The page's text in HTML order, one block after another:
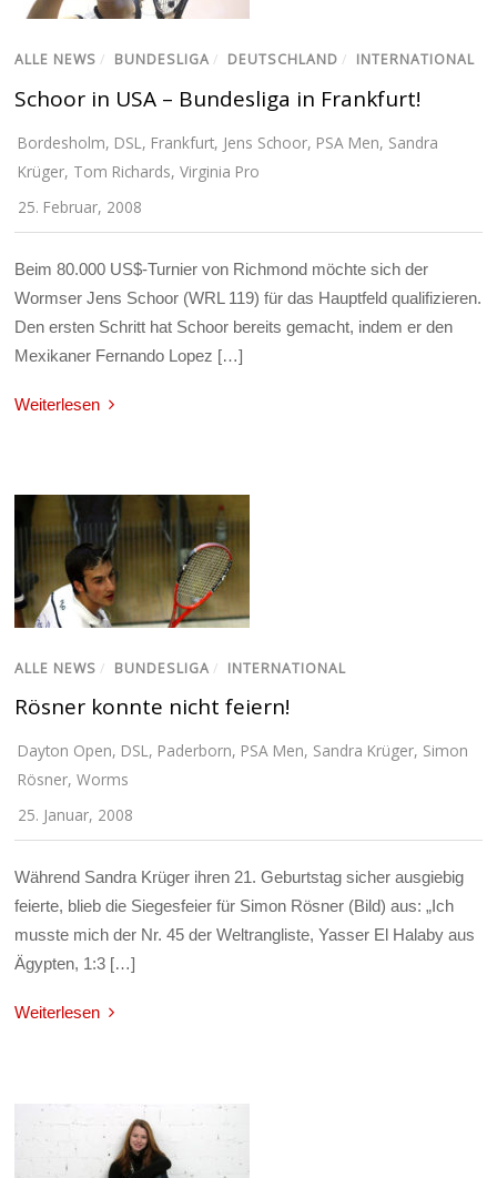
ALLE NEWS / BUNDESLIGA / DEUTSCHLAND / INTERNATIONAL
Schoor in USA – Bundesliga in Frankfurt!
Bordesholm, DSL , Frankfurt, Jens Schoor, PSA Men, Sandra
Krüger, Tom Richards,Virginia Pro
25. Februar, 2008
Beim 80.000 US$-Turnier von Richmond möchte sich der
Wormser Jens Schoor (WRL 119) für das Hauptfeld qualifizieren.
Den ersten Schritt hat Schoor bereits gemacht, indem er den
Mexikaner Fernando Lopez […]
Weiterlesen
ALLE NEWS / BUNDESLIGA / INTERNATIONAL
Rösner konnte nicht feiern!
Dayton Open, DSL, Paderborn, PSA Men, Sandra Krüger, Simon
Rösner,Worms
25. Januar, 2008
Während Sandra Krüger ihren 21. Geburtstag sicher ausgiebig
feierte, blieb die Siegesfeier für Simon Rösner (Bild) aus: „Ich
musste mich der Nr. 45 der Weltrangliste, Yasser El Halaby aus
Ägypten, 1:3 […]
Weiterlesen